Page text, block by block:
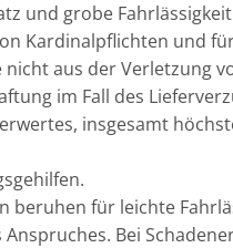
und grobe
Kardinalpflichten und
nicht aus der Verletzung
im Fall des
insgesamt
beruhen für leichte
Bei